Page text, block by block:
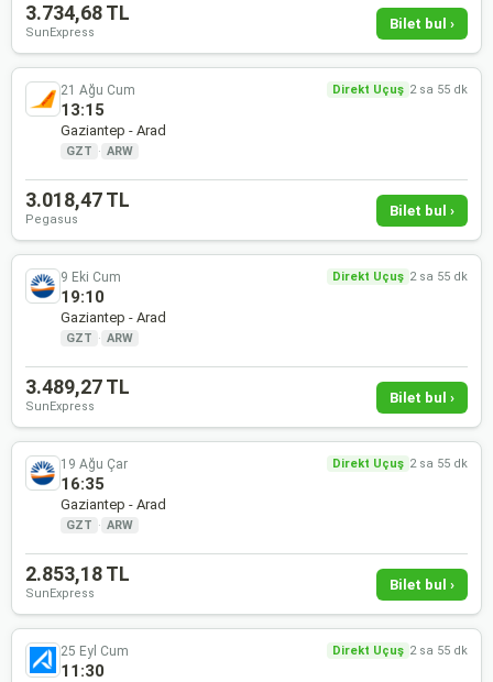
3.734,68 TL
SunExpress
Bilet bul ›
21 Ağu Cum Direkt Uçuş 2 sa 55 dk
13:15
Gaziantep - Arad
GZT · ARW
3.018,47 TL
Pegasus
Bilet bul ›
9 Eki Cum Direkt Uçuş 2 sa 55 dk
19:10
Gaziantep - Arad
GZT · ARW
3.489,27 TL
SunExpress
Bilet bul ›
19 Ağu Çar Direkt Uçuş 2 sa 55 dk
16:35
Gaziantep - Arad
GZT · ARW
2.853,18 TL
SunExpress
Bilet bul ›
25 Eyl Cum Direkt Uçuş 2 sa 55 dk
11:30